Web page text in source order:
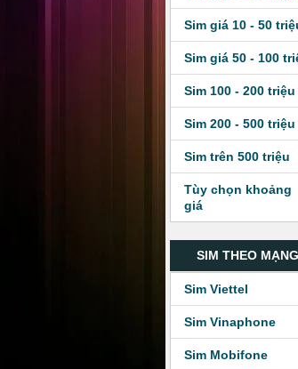
Sim giá 10 - 50
Sim giá 50 - 100
Sim 100 - 200 triệu
Sim 200 - 500 triệu
Sim trên 500 triệu
Tùy chọn khoảng
giá
SIM THEO MẠNG
Sim Viettel
Sim Vinaphone
Sim Mobifone